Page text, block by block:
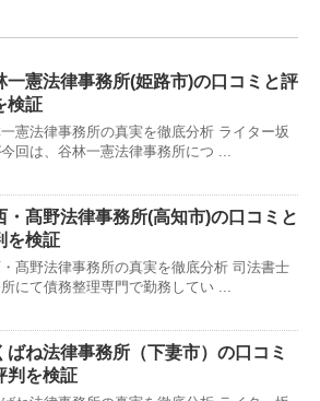
一憲法律事務所(姫路市)の口コミと評
検証
憲法律事務所の真実を徹底分析 ライター坂
回は、谷林一憲法律事務所につ ...
・髙野法律事務所(高知市)の口コミと
を検証
髙野法律事務所の真実を徹底分析 司法書士
にて債務整理専門で勤務してい ...
ばね法律事務所（下妻市）の口コミ
判を検証